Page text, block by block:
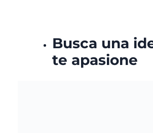
Busca una
te apasione